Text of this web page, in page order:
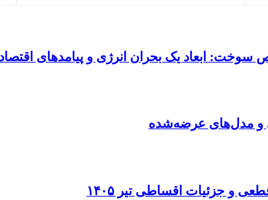
سوخت: ابعاد یک بحران انرژی و پیامدهای
و مدل‌های عرضه‌شده